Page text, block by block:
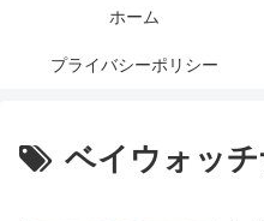
ホーム
プライバシーポリシー
ベイウォッチ